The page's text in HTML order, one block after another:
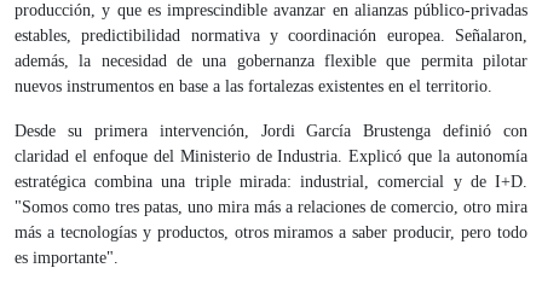
producción, y que es imprescindible avanzar en alianzas público-privadas
estables, predictibilidad normativa y coordinación europea. Señalaron,
además, la necesidad de una gobernanza flexible que permita pilotar
nuevos instrumentos en base a las fortalezas existentes en el territorio.
Desde su primera intervención, Jordi García Brustenga definió con
claridad el enfoque del Ministerio de Industria. Explicó que la autonomía
estratégica combina una triple mirada: industrial, comercial y de I+D.
"Somos como tres patas, uno mira más a relaciones de comercio, otro mira
más a tecnologías y productos, otros miramos a saber producir, pero todo
es importante".